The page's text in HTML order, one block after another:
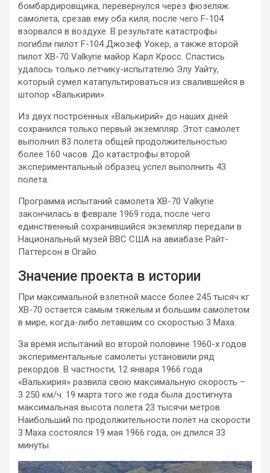
бомбардировщика, перевернулся через фюзеляж
самолета, срезав ему оба киля, после чего F-104
взорвался в воздухе. В результате катастрофы
погибли пилот F-104 Джозеф Уокер, а также второй
пилот XB-70 Valkyrie майор Карл Кросс. Спастись
удалось только летчику-испытателю Элу Уайту,
который сумел катапультироваться из свалившейся в
штопор «Валькирии».
Из двух построенных «Валькирий» до наших дней
сохранился только первый экземпляр. Этот самолет
выполнил 83 полета общей продолжительностью
более 160 часов. До катастрофы второй
экспериментальный образец успел выполнить 43
полета.
Программа испытаний самолета XB-70 Valkyrie
закончилась в феврале 1969 года, после чего
единственный сохранившийся экземпляр передали в
Национальный музей ВВС США на авиабазе Райт-
Паттерсон в Огайо.
Значение проекта в истории
При максимальной взлетной массе более 245 тысяч кг
XB-70 остается самым тяжелым и большим самолетом
в мире, когда-либо летавшим со скоростью 3 Маха.
За время испытаний во второй половине 1960-х годов
экспериментальные самолеты установили ряд
рекордов. В частности, 12 января 1966 года
«Валькирия» развила свою максимальную скорость –
3 250 км/ч. 19 марта того же года была достигнута
максимальная высота полета 23 тысячи метров.
Наибольший по продолжительности полёт на скорости
3 Маха состоялся 19 мая 1966 года, он длился 33
минуты.